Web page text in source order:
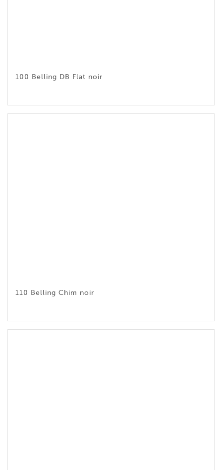
100 Belling DB Flat noir
110 Belling Chim noir